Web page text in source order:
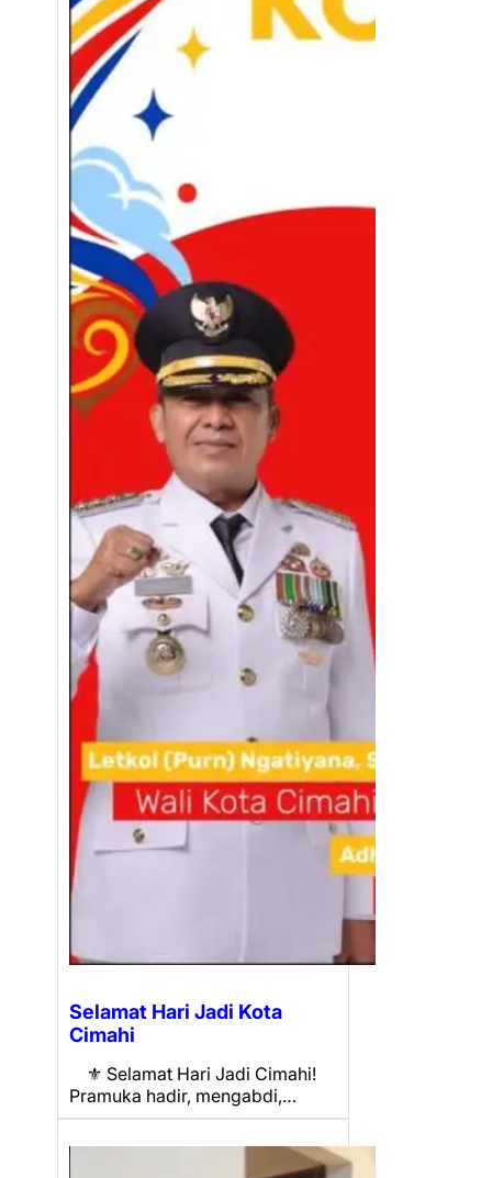
Selamat Hari Jadi Kota
Cimahi
⚜️ Selamat Hari Jadi Cimahi!
Pramuka hadir, mengabdi,…